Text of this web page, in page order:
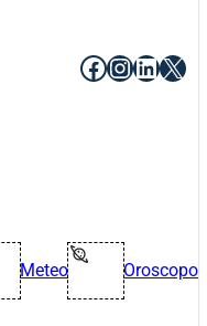
Facebook
X
Meteo Oroscopo